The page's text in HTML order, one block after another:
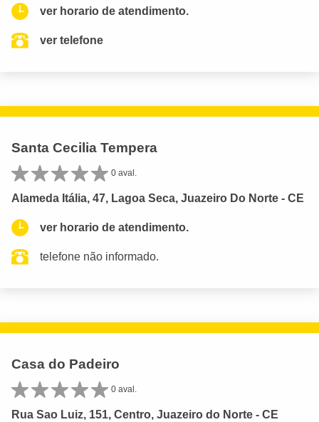
ver horario de atendimento.
ver telefone
Santa Cecilia Tempera
0 aval.
Alameda Itália, 47, Lagoa Seca, Juazeiro Do Norte - CE
ver horario de atendimento.
telefone não informado.
Casa do Padeiro
0 aval.
Rua Sao Luiz, 151, Centro, Juazeiro do Norte - CE